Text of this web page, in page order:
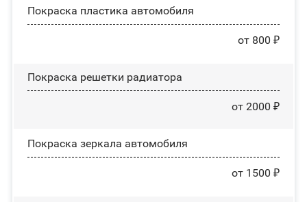
Покраска пластика автомобиля
от 800 ₽
Покраска решетки радиатора
от 2000 ₽
Покраска зеркала автомобиля
от 1500 ₽